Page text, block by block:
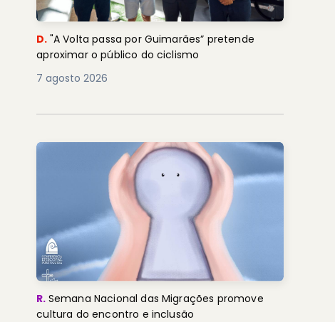
D. "A Volta passa por Guimarães” pretende
aproximar o público do ciclismo
7 agosto 2026
R. Semana Nacional das Migrações promove
cultura do encontro e inclusão